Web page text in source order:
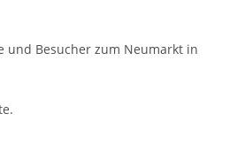
Besucher zum Neumarkt in